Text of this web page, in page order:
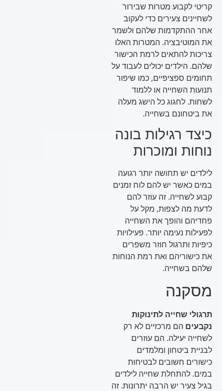
קריטי לקבוע מטרות שבירור
לשחיינים צעירים כדי לעקוב
אחר ההתקדמות שלהם ולשמר
את המוטיבציה. המטרות האלו
צריכות להתאים לרמת הכישור
שלהם. הילדים יכולים לעבוד על
תחומים ספציפיים, כמו שיפור
תנועות השחייה או ללמוד
לשחות. לחגוג כל הישג מעלה
את ביטחונם בשחייה.
כיצד רגילות בונה
נוחות ומוכרות
לילדים יש תחושה יותר רגועה
במים כאשר יש להם לוח זמנים
קבוע לשחייה. זה עוזר להם
לדעת מה לצפות, מקל על
פחדיהם והופך את השחייה
לפעילות נעימה יותר. פעילויות
כיפיות ותרגול חוזר משפרים
את כישוריהם ואת רמת הנוחות
שלהם בשחייה.
מסקנה
תרגולי שחייה לתינוקות
נקבעיםהם מרכזיים לא רק
לשחייה יעילה. הם עוזרים
לבניית ביטחון ומלמדים
כישורים חשובים לבטיחות
במים. להתחלת שחייה לילדים
בגיל צעיר יש הרבה יתרונות. זה